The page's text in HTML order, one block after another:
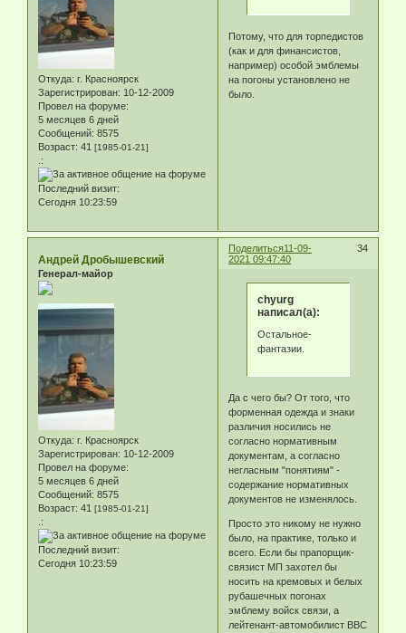
Откуда: г. Красноярск
Зарегистрирован: 10-12-2009
Провел на форуме:
5 месяцев 6 дней
Сообщений: 8575
Возраст: 41 [1985-01-21]
.:
Последний визит:
Сегодня 10:23:59
Потому, что для торпедистов
(как и для финансистов,
например) особой эмблемы
на погоны установлено не
было.
Поделиться 34
11-09-
2021 09:47:40
Андрей Дробышевский
Генерал-майор
Откуда: г. Красноярск
Зарегистрирован: 10-12-2009
Провел на форуме:
5 месяцев 6 дней
Сообщений: 8575
Возраст: 41 [1985-01-21]
.:
Последний визит:
Сегодня 10:23:59
chyurg
написал(а):
Остальное-
фантазии.
Да с чего бы? От того, что
форменная одежда и знаки
различия носились не
согласно нормативным
документам, а согласно
негласным "понятиям" -
содержание нормативных
документов не изменялось.
Просто это никому не нужно
было, на практике, только и
всего. Если бы прапорщик-
связист МП захотел бы
носить на кремовых и белых
рубашечных погонах
эмблему войск связи, а
лейтенант-автомобилист ВВС